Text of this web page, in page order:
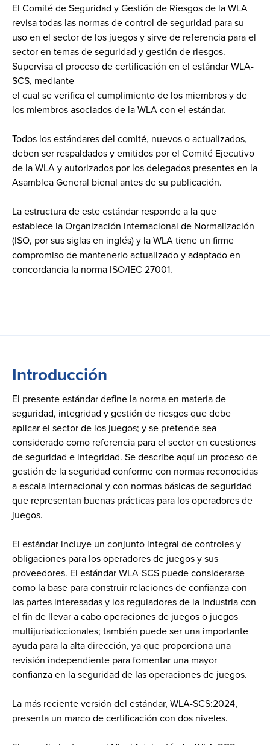
El Comité de Seguridad y Gestión de Riesgos de la WLA
revisa todas las normas de control de seguridad para su
uso en el sector de los juegos y sirve de referencia para el
sector en temas de seguridad y gestión de riesgos.
Supervisa el proceso de certificación en el estándar WLA-
SCS, mediante
el cual se verifica el cumplimiento de los miembros y de
los miembros asociados de la WLA con el estándar.
Todos los estándares del comité, nuevos o actualizados,
deben ser respaldados y emitidos por el Comité Ejecutivo
de la WLA y autorizados por los delegados presentes en la
Asamblea General bienal antes de su publicación.
La estructura de este estándar responde a la que
establece la Organización Internacional de Normalización
(ISO, por sus siglas en inglés) y la WLA tiene un firme
compromiso de mantenerlo actualizado y adaptado en
concordancia la norma ISO/IEC 27001.
Introducción
El presente estándar define la norma en materia de
seguridad, integridad y gestión de riesgos que debe
aplicar el sector de los juegos; y se pretende sea
considerado como referencia para el sector en cuestiones
de seguridad e integridad. Se describe aquí un proceso de
gestión de la seguridad conforme con normas reconocidas
a escala internacional y con normas básicas de seguridad
que representan buenas prácticas para los operadores de
juegos.
El estándar incluye un conjunto integral de controles y
obligaciones para los operadores de juegos y sus
proveedores. El estándar WLA-SCS puede considerarse
como la base para construir relaciones de confianza con
las partes interesadas y los reguladores de la industria con
el fin de llevar a cabo operaciones de juegos o juegos
multijurisdiccionales; también puede ser una importante
ayuda para la alta dirección, ya que proporciona una
revisión independiente para fomentar una mayor
confianza en la seguridad de las operaciones de juegos.
La más reciente versión del estándar, WLA-SCS:2024,
presenta un marco de certificación con dos niveles.